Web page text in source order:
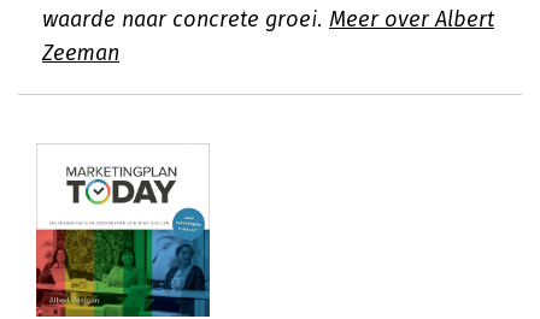
waarde naar concrete groei. Meer over Albert
Zeeman